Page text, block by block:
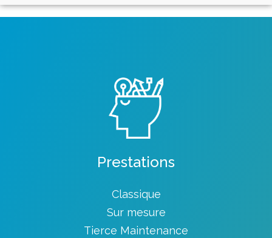
Prestations
Classique
Sur mesure
Tierce Maintenance